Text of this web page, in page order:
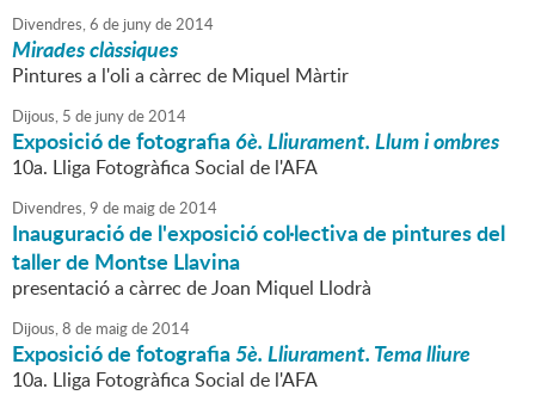
Divendres,6 de junyde2014
Mirades clàssiques
Pintures a l'oli a càrrec de Miquel Màrtir
Dijous, 5 de junyde2014
Exposició de fotografia6è. Lliurament. Llum i ombres
10a. Lliga Fotogràfica Social de l'AFA
Divendres,9 de maigde2014
Inauguració de l'exposició col·lectiva de pintures del
taller de Montse Llavina
presentació a càrrec de Joan Miquel Llodrà
Dijous,8 de maigde2014
Exposició de fotografia5è. Lliurament. Tema lliure
10a. Lliga Fotogràfica Social de l'AFA